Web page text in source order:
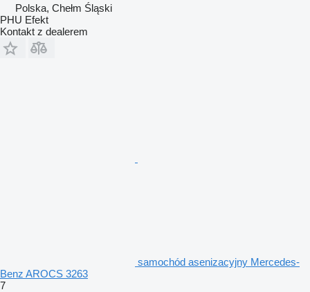
Polska, Chełm Śląski
PHU Efekt
Kontakt z dealerem
samochód asenizacyjny Mercedes-
Benz AROCS 3263
7